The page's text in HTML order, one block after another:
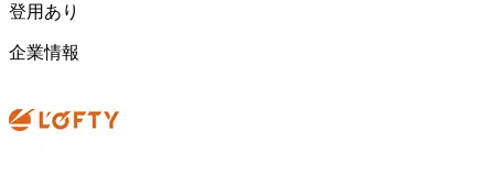
登用あり
企業情報